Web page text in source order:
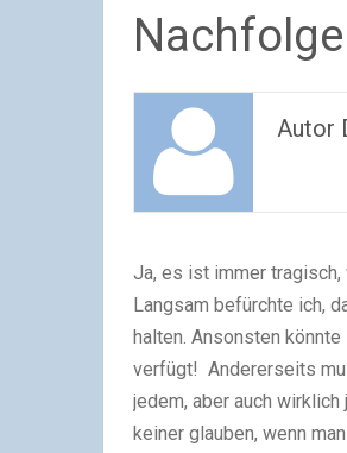
Autor
Ja, es ist immer
Langsam befürchte ich,
halten. Ansonsten
verfügt! Andererseits
jedem, aber auch
keiner glauben, wenn